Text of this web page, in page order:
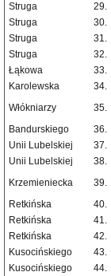
Struga
29.
Struga
30.
Struga
31.
Struga
32.
Łąkowa
33.
Karolewska
34.
Włókniarzy
35.
Bandurskiego 36.
Unii Lubelskiej
37.
Unii Lubelskiej
38.
Krzemieniecka
39.
Retkińska 40.
Retkińska
41.
Retkińska
42.
Kusocińskiego
43.
Kusocińskiego
44.